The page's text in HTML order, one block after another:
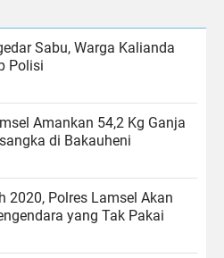
Sabu, Warga Kalianda
Polisi
Amankan 54,2 Kg Ganja
di Bakauheni
2020, Polres Lamsel Akan
yang Tak Pakai